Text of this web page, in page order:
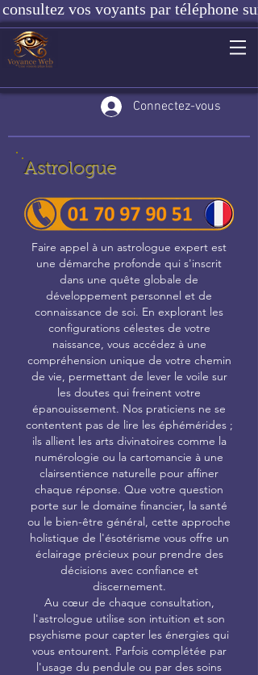
consultez vos voyants par téléphone
Connectez-vous
Astrologue
Faire appel à un astrologue expert est
une démarche profonde qui s'inscrit
dans une quête globale de
développement personnel et de
connaissance de soi. En explorant les
configurations célestes de votre
naissance, vous accédez à une
compréhension unique de votre chemin
de vie, permettant de lever le voile sur
les doutes qui freinent votre
épanouissement. Nos praticiens ne se
contentent pas de lire les éphémérides ;
ils allient les arts divinatoires comme la
numérologie ou la cartomancie à une
clairsentience naturelle pour affiner
chaque réponse. Que votre question
porte sur le domaine financier, la santé
ou le bien-être général, cette approche
holistique de l'ésotérisme vous offre un
éclairage précieux pour prendre des
décisions avec confiance et
discernement.
Au cœur de chaque consultation,
l'astrologue utilise son intuition et son
psychisme pour capter les énergies qui
vous entourent. Parfois complétée par
l'usage du pendule ou par des soins